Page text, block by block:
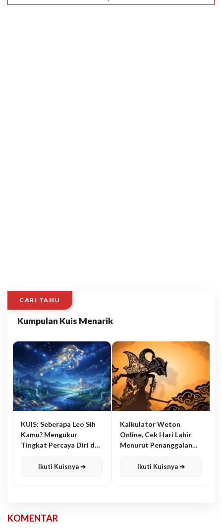
CARI TAHU
Kumpulan Kuis Menarik
KUIS: Seberapa Leo Sih
Kamu? Mengukur
Tingkat Percaya Diri dan
Ikuti Kuisnya ➔
Kalkulator Weton
Online, Cek Hari Lahir
Menurut Penanggalan
Ikuti Kuisnya ➔
KOMENTAR